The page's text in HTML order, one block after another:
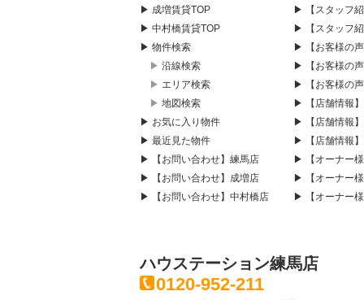
▶ 成増賃貸TOP
▶ 中村橋賃貸TOP
▶ 物件検索
▶ 沿線検索
▶ エリア検索
▶ 地図検索
▶ お気に入り物件
▶ 最近見た物件
▶ 【お問い合わせ】練馬店
▶ 【お問い合わせ】成増店
▶ 【お問い合わせ】中村橋店
▶ 【スタッフ
▶ 【スタッフ
▶ 【お客様の
▶ 【お客様の
▶ 【お客様の
▶ 【店舗情報
▶ 【店舗情報
▶ 【店舗情報
▶ 【オーナー
▶ 【オーナー
▶ 【オーナー
ハウステーション練馬店
0120-952-211